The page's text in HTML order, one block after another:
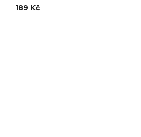
189 Kč